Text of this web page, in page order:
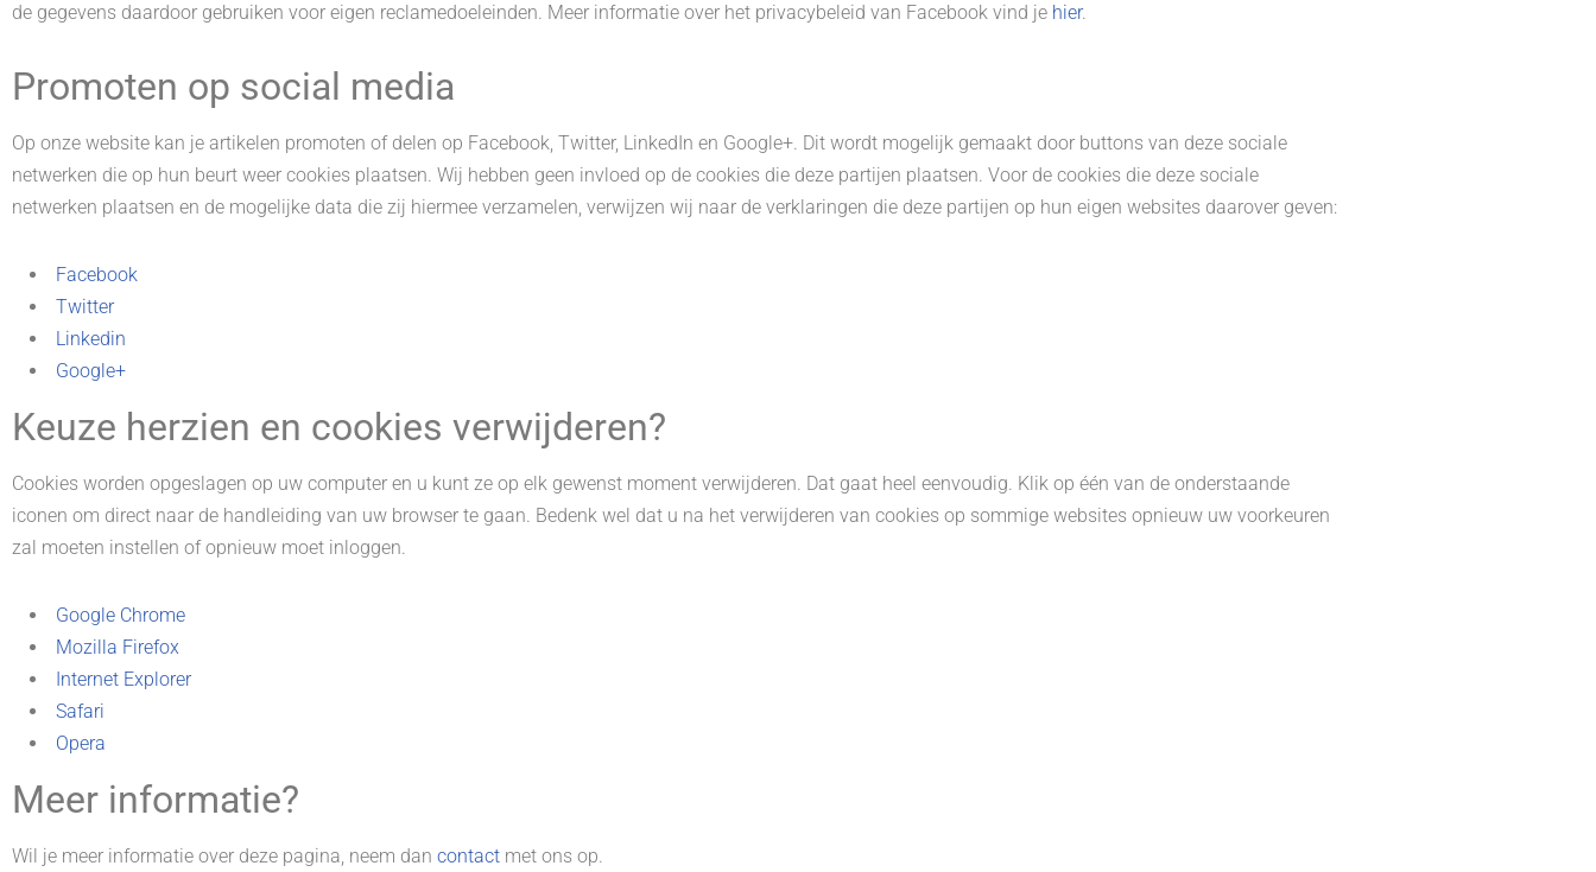
de gegevens daardoor gebruiken voor eigen reclamedoeleinden. Meer informatie over het privacybeleid van Facebook vind je hier.
Promoten op social media
Op onze website kan je artikelen promoten of delen op Facebook, Twitter, LinkedIn en Google+. Dit wordt mogelijk gemaakt door buttons van deze sociale
netwerken die op hun beurt weer cookies plaatsen. Wij hebben geen invloed op de cookies die deze partijen plaatsen. Voor de cookies die deze sociale
netwerken plaatsen en de mogelijke data die zij hiermee verzamelen, verwijzen wij naar de verklaringen die deze partijen op hun eigen websites daarover geven:
Facebook
Twitter
Linkedin
Google+
Keuze herzien en cookies verwijderen?
Cookies worden opgeslagen op uw computer en u kunt ze op elk gewenst moment verwijderen. Dat gaat heel eenvoudig. Klik op één van de onderstaande
iconen om direct naar de handleiding van uw browser te gaan. Bedenk wel dat u na het verwijderen van cookies op sommige websites opnieuw uw voorkeuren
zal moeten instellen of opnieuw moet inloggen.
Google Chrome
Mozilla Firefox
Internet Explorer
Safari
Opera
Meer informatie?
Wil je meer informatie over deze pagina, neem dan contact met ons op.